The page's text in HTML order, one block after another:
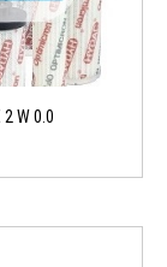
2 W 0.0